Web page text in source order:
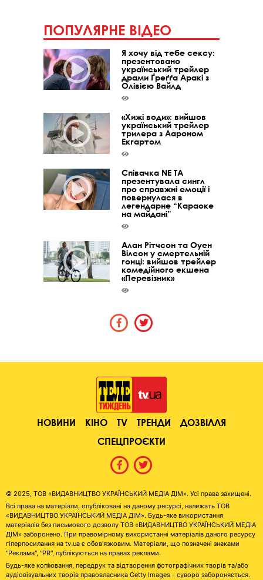
ПОПУЛЯРНЕ ВІДЕО
Я хочу від тебе сексу:
презентовано
український трейлер
драми Ґреґґа Аракі з
Олівією Вайлд
«Хижі води»: вийшов
український трейлер
трилера з Аароном
Екгартом
Співачка NE TA
презентувала сингл
про справжні емоції і
повернулася в
легендарне “Караоке
на майдані”
Алан Рітчсон та Оуен
Вілсон у смертельній
гонці: вийшов трейлер
комедійного екшена
«Перевізник»
НОВИНИ КІНО TV ТРЕНДИ
ДОЗВІЛЛЯ
СПЕЦПРОЄКТИ
© 2025, ТОВ «ВИДАВНИЦТВО УКРАЇНСЬКИЙ МЕДІА ДІМ». Усі права захищені.
Всі права на матеріали, опубліковані на даному ресурсі, належать ТОВ
«ВИДАВНИЦТВО УКРАЇНСЬКИЙ МЕДІА ДІМ». Будь-яке використання
матеріалів без письмового дозволу ТОВ «ВИДАВНИЦТВО УКРАЇНСЬКИЙ МЕДІА
ДІМ» заборонено. При правомірному використанні матеріалів даного ресурсу
гіперпосилання на tv.ua є обов'язковим. Матеріали, що позначені знаками
"Реклама", "PR", публікуються на правах реклами.
Будь-яке копіювання, передрук та відтворення фотографічних творів та/або
аудіовізуальних творів правовласника Getty Images - суворо забороняється.